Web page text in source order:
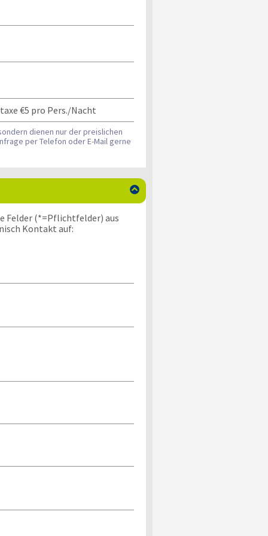
€5 pro Pers./Nacht
dienen nur der preislichen
per Telefon oder E-Mail gerne

Felder (*=Pflichtfelder) aus
Kontakt auf: